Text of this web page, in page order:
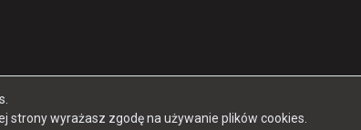
Copyright 2026 Muzeum
strony wyrażasz zgodę na używanie plików cookies.